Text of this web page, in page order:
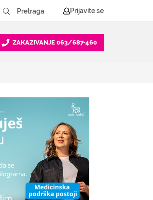
Prijavite se
ZAKAZIVANJE 063/687-460